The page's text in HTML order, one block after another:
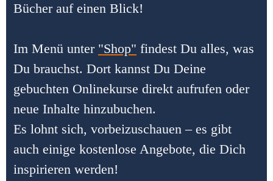
Bücher auf einen Blick!
Im Menü unter "Shop" findest Du alles, was
Du brauchst. Dort kannst Du Deine
gebuchten Onlinekurse direkt aufrufen oder
neue Inhalte hinzubuchen.
Es lohnt sich, vorbeizuschauen – es gibt
auch einige kostenlose Angebote, die Dich
inspirieren werden!